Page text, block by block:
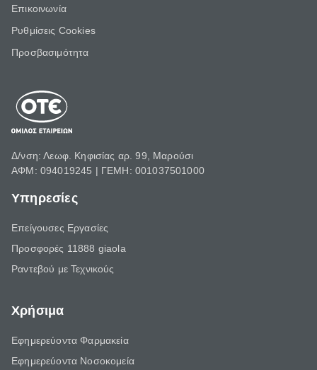
Επικοινωνία
Ρυθμίσεις Cookies
Προσβασιμότητα
Δ/νση: Λεωφ. Κηφισίας αρ. 99, Μαρούσι
ΑΦΜ: 094019245 | ΓΕΜΗ: 001037501000
Υπηρεσίες
Επείγουσες Εργασίες
Προσφορές 11888 giaola
Ραντεβού με Τεχνικούς
Χρήσιμα
Εφημερεύοντα Φαρμακεία
Εφημερεύοντα Νοσοκομεία